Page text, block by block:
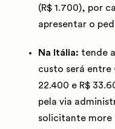
(R$ 1.700), por
apresentar o
Na Itália: tende
custo será entre
22.400 e R$
pela via
solicitante more